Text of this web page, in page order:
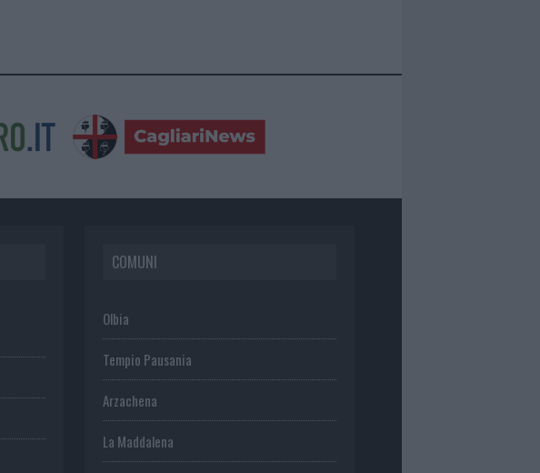
COMUNI
Olbia
Tempio Pausania
Arzachena
La Maddalena